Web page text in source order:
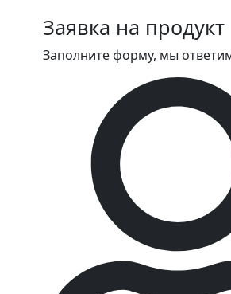
Заявка на продукт
Заполните форму, мы